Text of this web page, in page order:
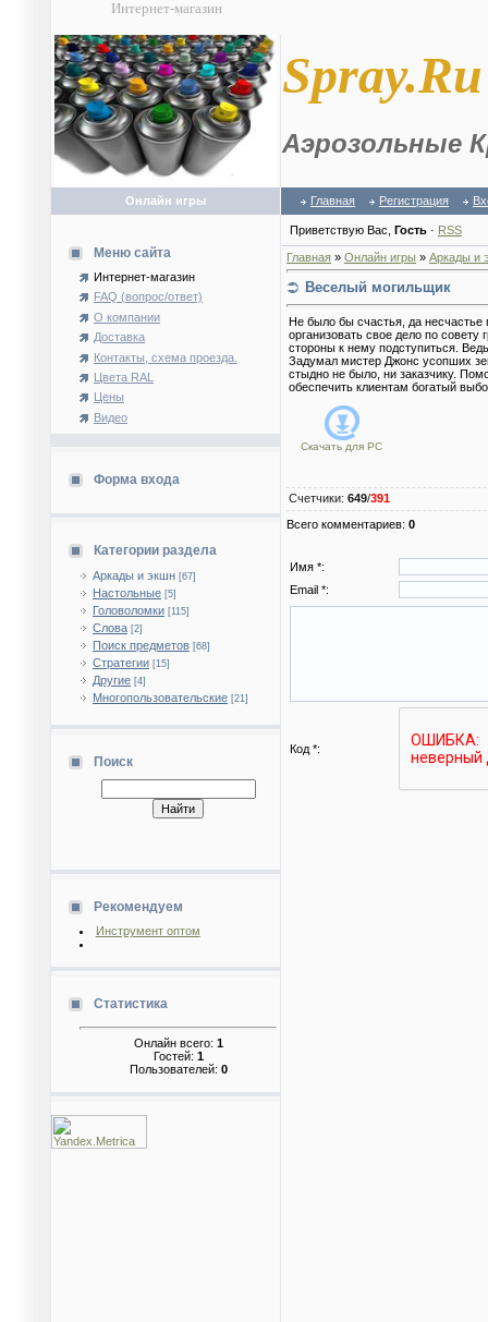
Интернет-магазин
Spray.Ru
Аэрозольные
Онлайн игры Главная Регистрация
Меню сайта
Интернет-магазин
FAQ (вопрос/ответ)
О компании
Доставка
Контакты, схема проезда.
Цвета RAL
Цены
Видео
Форма входа
Категории раздела
Аркады и экшн [67]
Настольные [5]
Головоломки [115]
Слова [2]
Поиск предметов [68]
Стратегии [15]
Другие [4]
Многопользовательские [21]
Поиск
Рекомендуем
Инструмент оптом
Статистика
Онлайн всего: 1
Гостей: 1
Пользователей: 0
Приветствую Вас Гость · RSS
Главная » Онлайн игры » Аркады и
Веселый могильщик
Не было бы счастья, да
организовать свое дело по совету
стороны к нему подступиться.
Задумал мистер Джонс усопших
стыдно не было, ни заказчику.
обеспечить клиентам богатый
Скачать для PC
Счетчики: 649/391
Всего комментариев: 0
Имя *:
Email *:
Код *: